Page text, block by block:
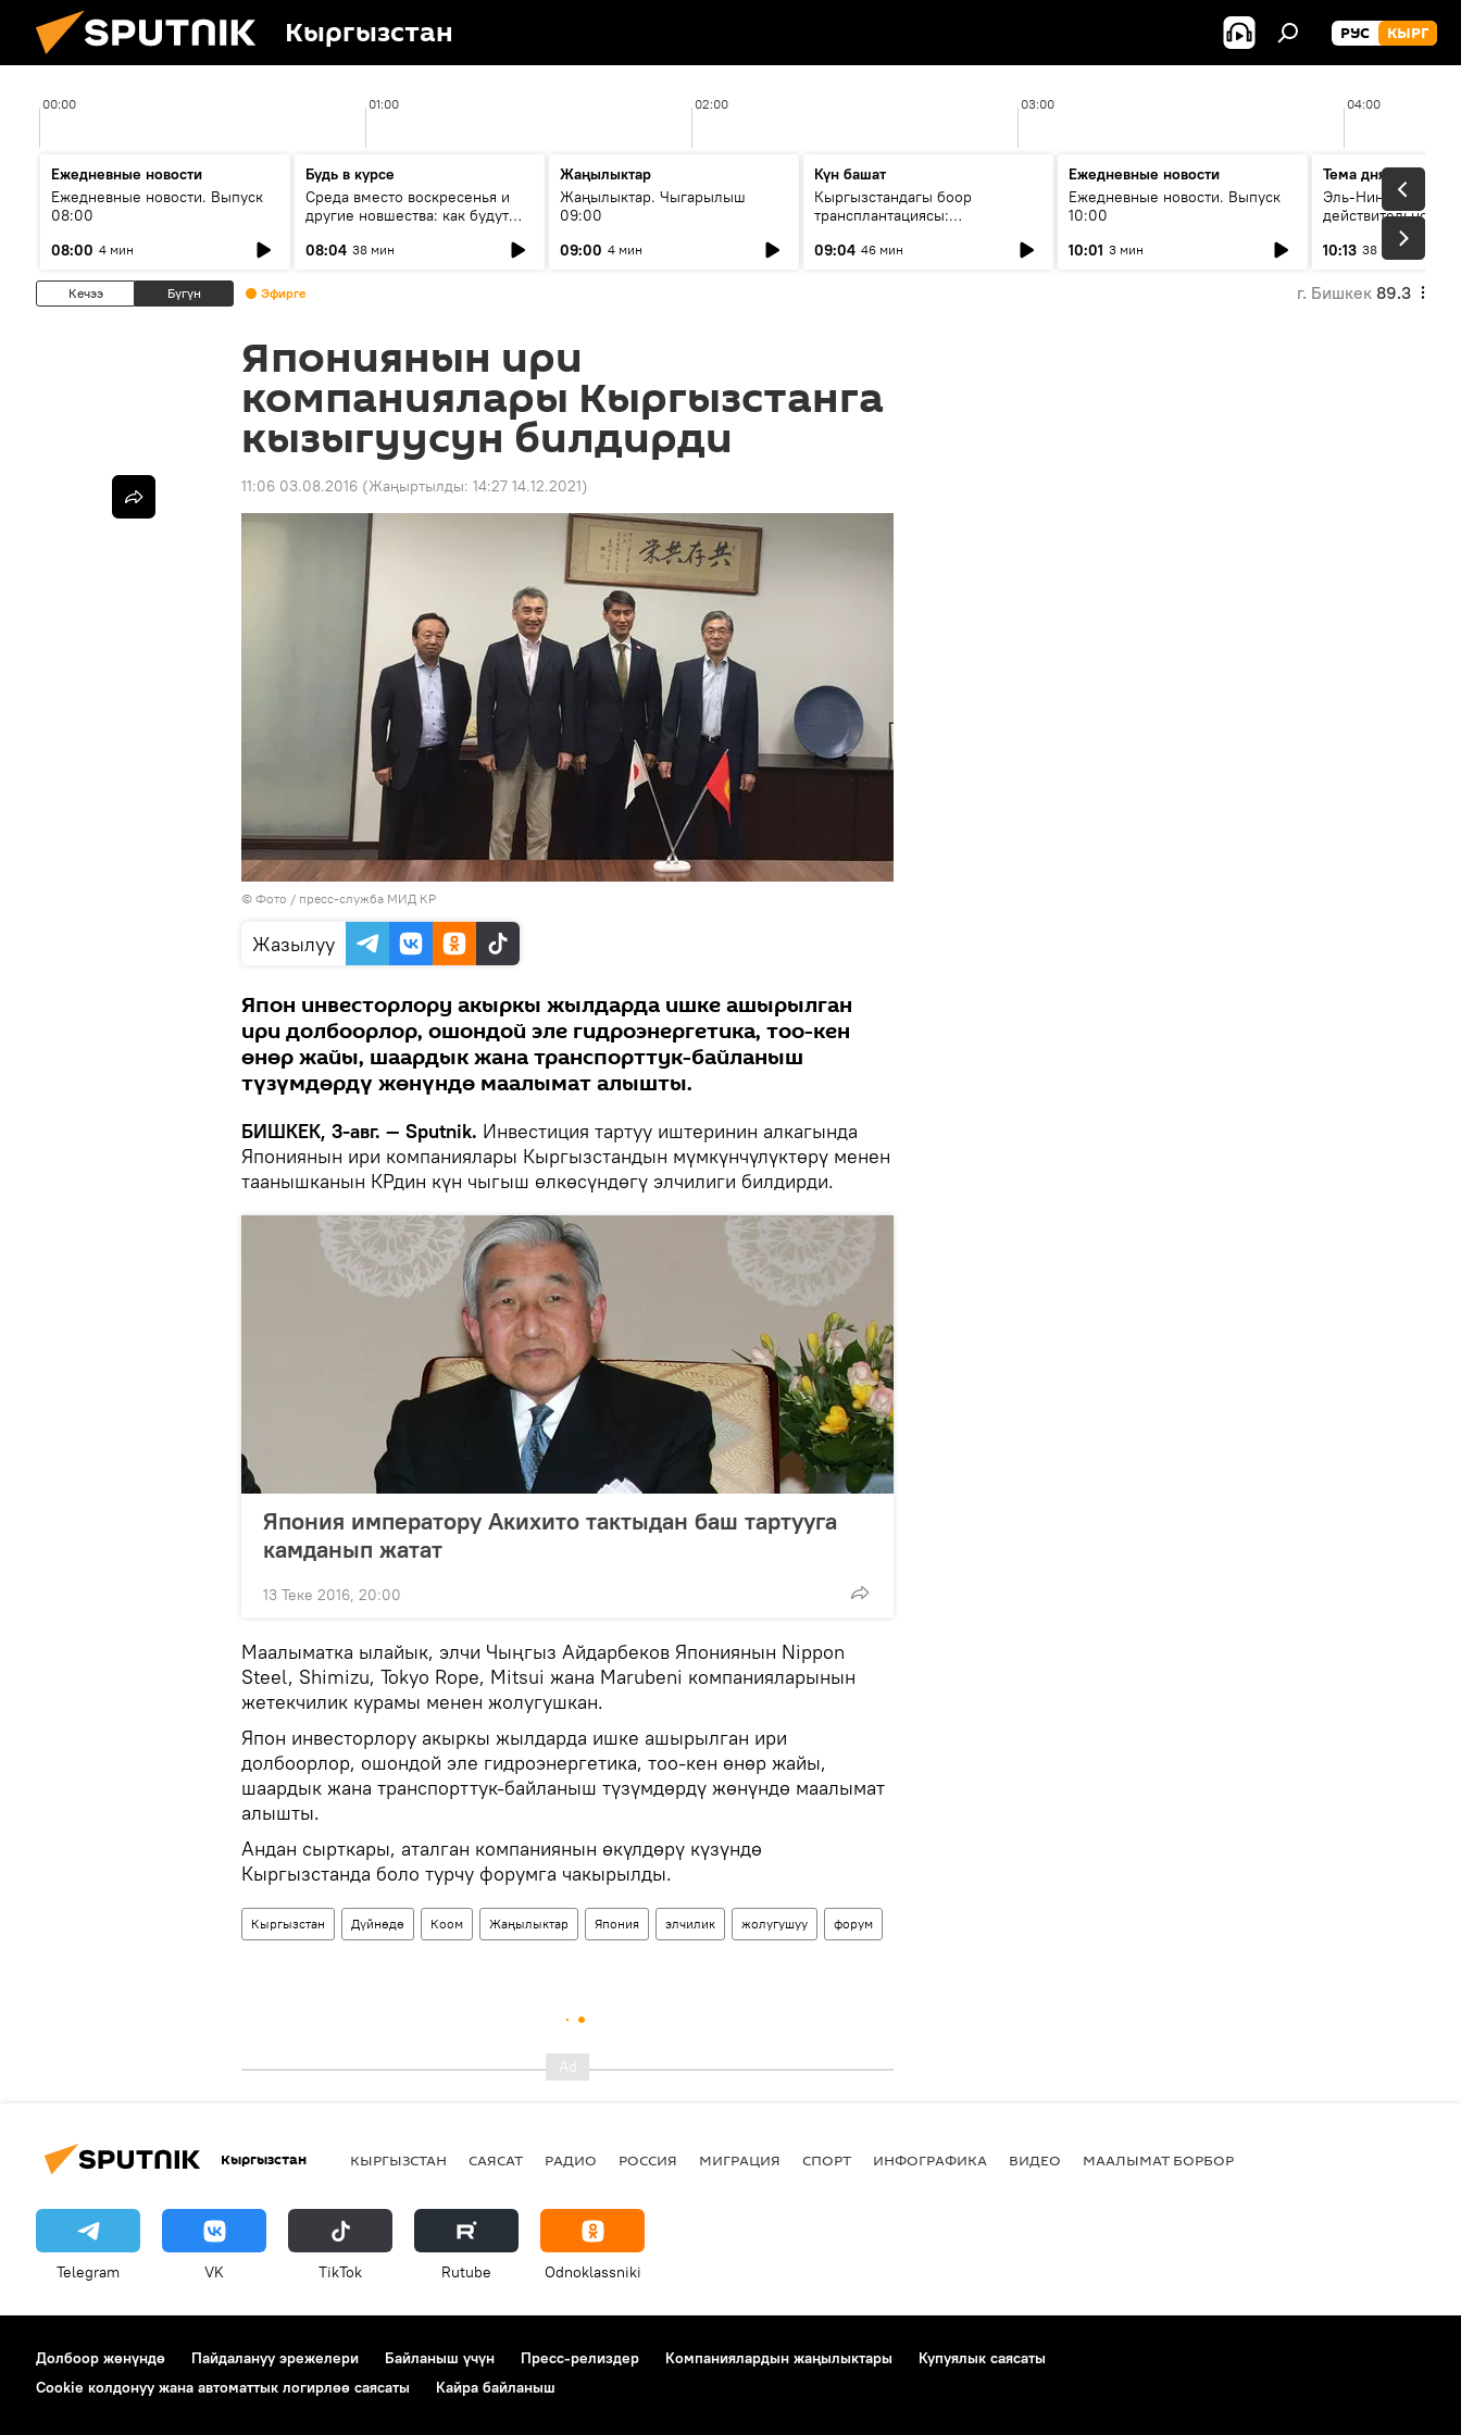
Кыргызстан РУС КЫРГ
00:00 01:00 02:00 03:00 04:00
Ежедневные новости
Ежедневные новости. Выпуск
08:00
08:00 4 мин
Будь в курсе
Среда вместо воскресенья и
другие новшества: как будут
08:04 38 мин
Жаңылыктар
Жаңылыктар. Чыгарылыш
09:00
09:00 4 мин
Күн башат
Кыргызстандагы боор
трансплантациясы:
келечеги
09:04 46 мин
Ежедневные новости
Ежедневные новости. Выпуск
10:00
10:01 3 мин
Тема дня
Эль-Ниньо, жара и
действительно
погоду в
10:13 38 мин
Кечээ Бүгүн Эфирге г. Бишкек 89.3
Япониянын ири
компаниялары Кыргызстанга
кызыгуусун билдирди
11:06 03.08.2016 (Жаңыртылды: 14:27 14.12.2021)
© Фото / пресс-служба МИД КР
Жазылуу
Япон инвесторлору акыркы жылдарда ишке ашырылган
ири долбоорлор, ошондой эле гидроэнергетика, тоо-кен
өнөр жайы, шаардык жана транспорттук-байланыш
түзүмдөрдү жөнүндө маалымат алышты.
БИШКЕК, 3-авг. — Sputnik. Инвестиция тартуу иштеринин алкагында
Япониянын ири компаниялары Кыргызстандын мүмкүнчүлүктөрү менен
таанышканын КРдин күн чыгыш өлкөсүндөгү элчилиги билдирди.
Япония императору Акихито тактыдан баш тартууга
камданып жатат
13 Теке 2016, 20:00
Маалыматка ылайык, элчи Чыңгыз Айдарбеков Япониянын Nippon
Steel, Shimizu, Tokyo Rope, Mitsui жана Marubeni компанияларынын
жетекчилик курамы менен жолугушкан.
Япон инвесторлору акыркы жылдарда ишке ашырылган ири
долбоорлор, ошондой эле гидроэнергетика, тоо-кен өнөр жайы,
шаардык жана транспорттук-байланыш түзүмдөрдү жөнүндө маалымат
алышты.
Андан сырткары, аталган компаниянын өкүлдөрү күзүндө
Кыргызстанда боло турчу форумга чакырылды.
Кыргызстан Дүйнөдө Коом Жаңылыктар Япония элчилик жолугушуу форум
Кыргызстан КЫРГЫЗСТАН САЯСАТ РАДИО РОССИЯ МИГРАЦИЯ СПОРТ ИНФОГРАФИКА ВИДЕО МААЛЫМАТ БОРБОР
Telegram VK ТikТоk Rutube Odnoklassniki
Долбоор жөнүндө Пайдалануу эрежелери Байланыш үчүн Пресс-релиздер Компаниялардын жаңылыктары
Купуялык саясаты
Cookie колдонуу жана автоматтык логирлөө саясаты
Кайра байланыш